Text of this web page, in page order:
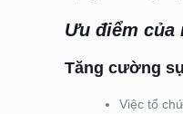
Ưu điểm của
Tăng cường
Việc tổ